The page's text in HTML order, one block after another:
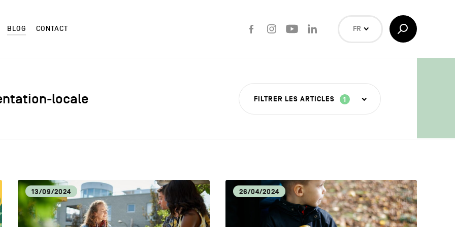
BLOG CONTACT
FacebookInstagramYoutube
FR
EN
Afficher/Masquer
la
Recherche
locale FILTRER LES ARTICLES 1
AUTRES
CULTURE
13/09/2024 26/04/2024